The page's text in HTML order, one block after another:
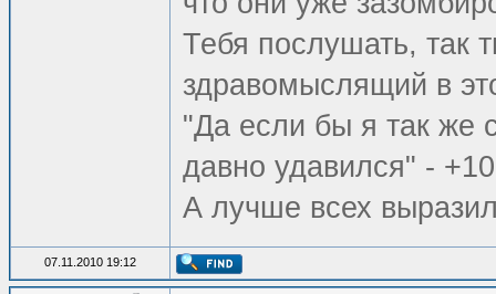
Тебя послушать, так
здравомыслящий в
"Да если бы я так же
давно удавился" -
А лучше всех
07.11.2010 19:12